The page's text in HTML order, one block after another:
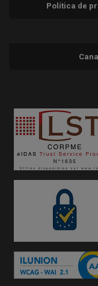
Política de